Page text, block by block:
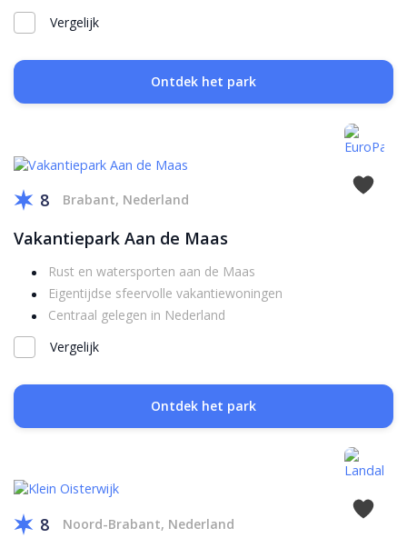
Vergelijk
Ontdek het park
8 Brabant, Nederland
Vakantiepark Aan de Maas
Rust en watersporten aan de Maas
Eigentijdse sfeervolle vakantiewoningen
Centraal gelegen in Nederland
Vergelijk
Ontdek het park
8 Noord-Brabant, Nederland